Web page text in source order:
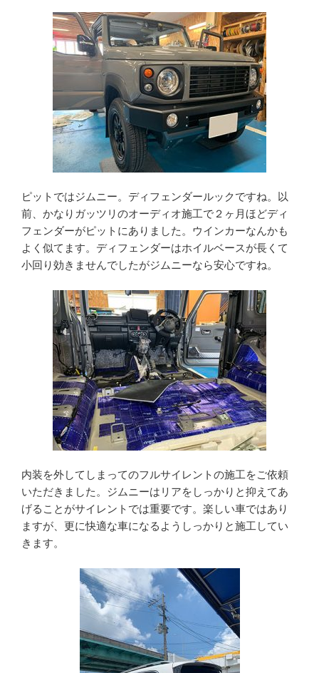
ピットではジムニー。ディフェンダールックですね。以
前、かなりガッツリのオーディオ施工で２ヶ月ほどディ
フェンダーがピットにありました。ウインカーなんかも
よく似てます。ディフェンダーはホイルベースが長くて
小回り効きませんでしたがジムニーなら安心ですね。
内装を外してしまってのフルサイレントの施工をご依頼
いただきました。ジムニーはリアをしっかりと抑えてあ
げることがサイレントでは重要です。楽しい車ではあり
ますが、更に快適な車になるようしっかりと施工してい
きます。